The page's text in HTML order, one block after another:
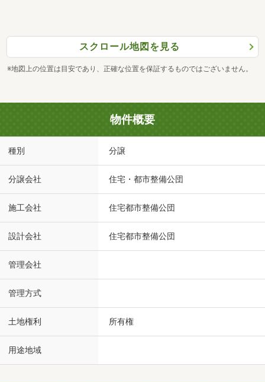
スクロール地図を見る
※地図上の位置は目安であり、正確な位置を保証するものではございません。
物件概要
種別 分譲
分譲会社 住宅・都市整備公団
施工会社 住宅都市整備公団
設計会社 住宅都市整備公団
管理会社
管理方式
土地権利 所有権
用途地域